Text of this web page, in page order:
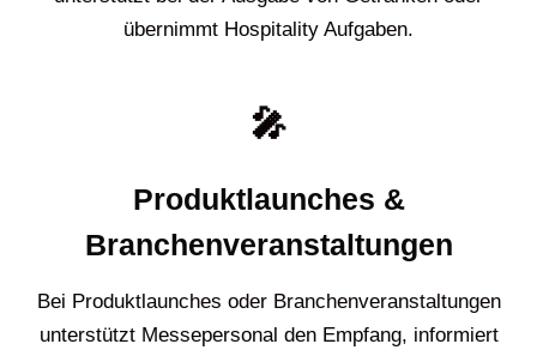
übernimmt Hospitality Aufgaben.
🎤
Produktlaunches &
Branchenveranstaltungen
Bei Produktlaunches oder Branchenveranstaltungen
unterstützt Messepersonal den Empfang, informiert